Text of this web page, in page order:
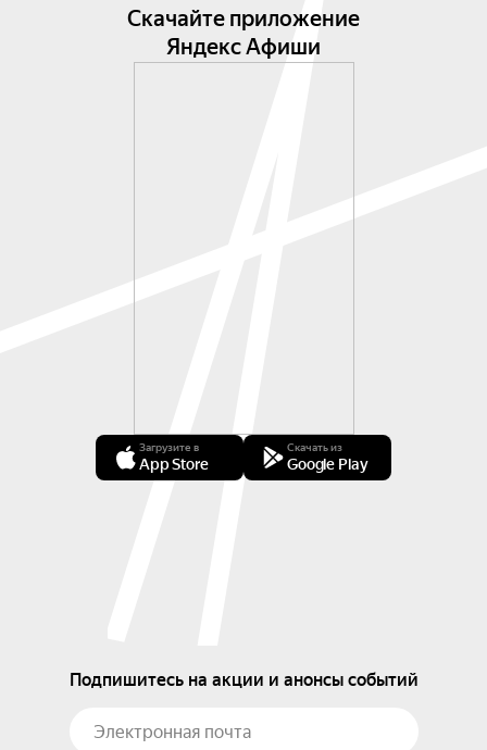
Скачайте приложение
Яндекс Афиши
Загрузите в
App Store
Скачать из
Google Play
Подпишитесь на акции и анонсы событий